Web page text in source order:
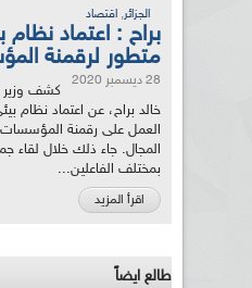
الجزائر, اقتصاد
براح : اعتماد
متطور لرقمنة
28 ديسمبر 2020
كشف وزير
خالد براح، عن اعتماد
العمل على رقمنة
المجال. جاء ذلك خلال لقاء
بمختلف الفاعلين...
اقرأ المزيد
طالع ايضاً